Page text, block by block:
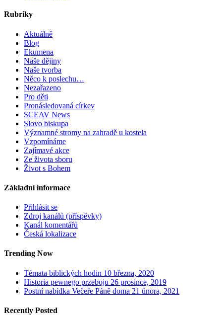
Rubriky
Aktuálně
Blog
Ekumena
Naše dějiny
Naše tvorba
Něco k poslechu…
Nezařazeno
Pro děti
Pronásledovaná církev
SCEAV News
Slovo biskupa
Významné stromy na zahradě u kostela
Vzpomínáme
Zajímavé akce
Ze života sboru
Život s Bohem
Základní informace
Přihlásit se
Zdroj kanálů (příspěvky)
Kanál komentářů
Česká lokalizace
Trending Now
Témata biblických hodin 10 března, 2020
Historia pewnego przeboju 26 prosince, 2019
Postní nabídka Večeře Páně doma 21 února, 2021
Recently Posted